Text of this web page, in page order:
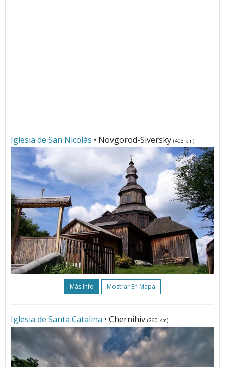
Iglesia de San Nicolás • Novgorod-Siversky (403 km)
Más Info Mostrar En Mapa
Iglesia de Santa Catalina • Chernihiv (260 km)